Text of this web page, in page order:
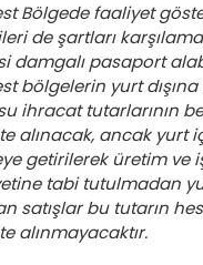
Bölgede faaliyet
de şartları
damgalı pasaport
bölgelerin yurt dışına
ihracat tutarlarının
alınacak, ancak yurt
getirilerek üretim ve
tabi tutulmadan
satışlar bu tutarın
alınmayacaktır.